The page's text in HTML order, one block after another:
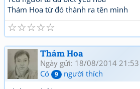
Thám Hoa từ đó thành ra tên mình
☆
☆
☆
☆
☆
Thám Hoa
Ngày gửi: 18/08/2014 21:53
Có
9 người thích